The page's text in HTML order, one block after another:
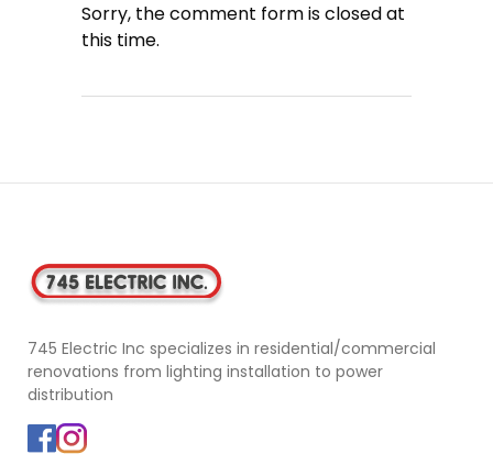
Sorry, the comment form is closed at
this time.
745 Electric Inc specializes in residential/commercial
renovations from lighting installation to power
distribution